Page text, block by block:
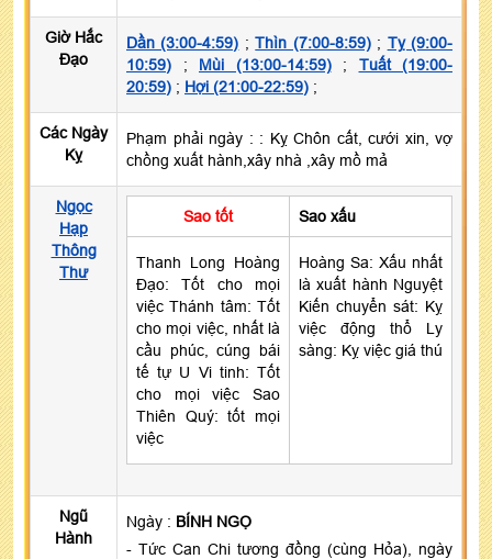
Giờ Hắc
Đạo
Dần (3:00-4:59) ;Thìn (7:00-8:59); Tỵ (9:00-
10:59) ; Mùi (13:00-14:59); Tuất (19:00-
20:59) ; Hợi (21:00-22:59) ;
Các Ngày
Kỵ
Phạm phải ngày : : Kỵ Chôn cất, cưới xin, vợ
chồng xuất hành,xây nhà ,xây mồ mả
Ngọc
Hạp
Thông
Thư
Sao tốt Sao xấu
Thanh Long Hoàng
Đạo: Tốt cho mọi
việc Thánh tâm: Tốt
cho mọi việc, nhất là
cầu phúc, cúng bái
tế tự U Vi tinh: Tốt
cho mọi việc Sao
Thiên Quý: tốt mọi
việc
Hoàng Sa: Xấu nhất
là xuất hành Nguyệt
Kiến chuyển sát: Kỵ
việc động thổ Ly
sàng: Kỵ việc giá thú
Ngũ
Hành
Ngày : BÍNH NGỌ
- Tức Can Chi tương đồng (cùng Hỏa), ngày